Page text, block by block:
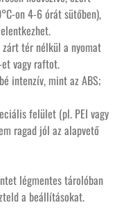
on 4-6 órát sütőben),
zárt tér nélkül a nyomat
vagy raftot.
intenzív, mint az ABS;
felület (pl. PEI vagy
ragad jól az alapvető
légmentes tárolóban
a beállításokat.